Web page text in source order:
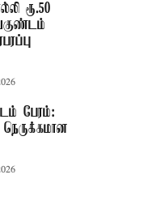
ரூ.50
பேரம்:
நெருக்கமான